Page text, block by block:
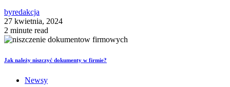
byredakcja
27 kwietnia, 2024
2 minute read
Jak należy niszczyć dokumenty w firmie?
Newsy